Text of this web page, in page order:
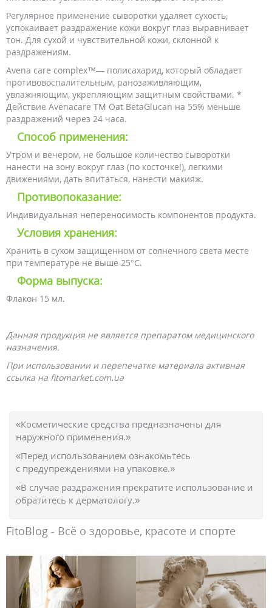
Регулярное применение сыворотки удаляет сухость,
успокаивает раздражение кожи вокруг глаз выравнивает
тон. Для сухой и чувствительной кожи, склонной к
раздражениям.
Avena care complex™— полисахарид, который обладает
противовоспалительным, ранозаживляющим,
увлажняющим, укрепляющим защитным свойствами. *
Действие Avenacare TM Oat BetaGlucan на 55% меньше
раздражений через 24 часа.
Способ применения:
Утром и вечером, не большое количество сыворотки
нанести на зону вокруг глаз (по косточке!), легкими
движениями, дать впитаться, нанести макияж.
Противопоказание:
Индивидуальная непереносимость компонентов продукта.
Условия хранения:
Хранить в сухом защищенном от солнечного света месте
при температуре не выше 25°С.
Форма выпуска:
Флакон 15 мл.
Данная продукция не является препаратом медицинского
назначения.
При использовании и перепечатке материала активная
ссылка на fitomarket.com.ua
«Косметические средства предназначены для
наружного применения.»
«Перед использованием ознакомьтесь
с предупреждениями на упаковке.»
«В случае раздражения прекратите использование и
обратитесь к дерматологу.»
FitoBlog - Всё о здоровье, красоте и спорте